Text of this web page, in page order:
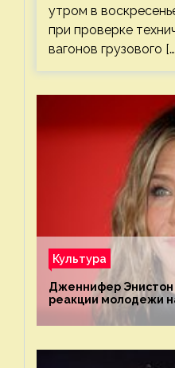
утром в
при проверке
вагонов грузового
Культура
Дженнифер Энистон
реакции молодежи